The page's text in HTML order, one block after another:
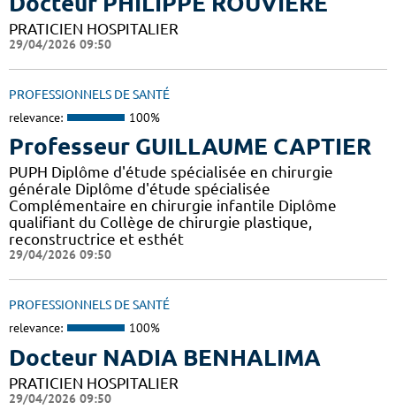
PRATICIEN HOSPITALIER
29/04/2026 09:50
PROFESSIONNELS DE SANTÉ
relevance: 100%
Professeur GUILLAUME CAPTIER
PUPH Diplôme d'étude spécialisée en chirurgie
générale Diplôme d'étude spécialisée
Complémentaire en chirurgie infantile Diplôme
qualifiant du Collège de chirurgie plastique,
reconstructrice et esthét
29/04/2026 09:50
PROFESSIONNELS DE SANTÉ
relevance: 100%
Docteur NADIA BENHALIMA
PRATICIEN HOSPITALIER
29/04/2026 09:50